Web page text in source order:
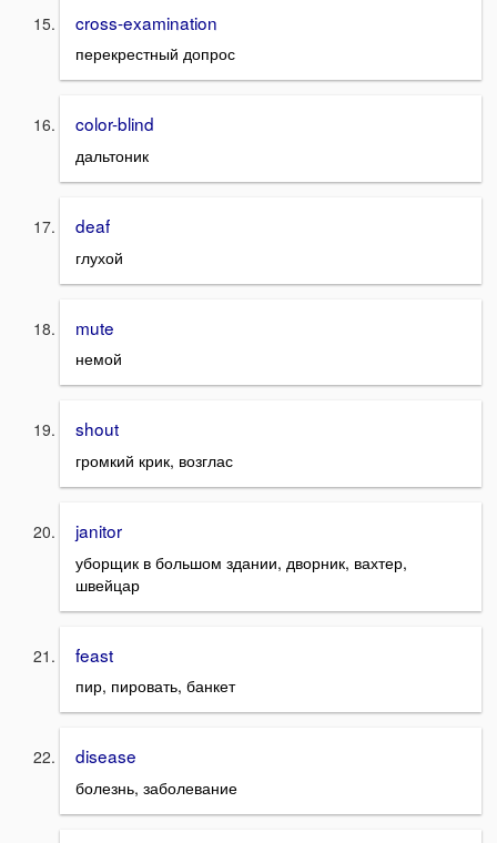
cross-examination
перекрестный допрос
color-blind
дальтоник
deaf
глухой
mute
немой
shout
громкий крик, возглас
janitor
уборщик в большом здании, дворник, вахтер,
швейцар
feast
пир, пировать, банкет
disease
болезнь, заболевание